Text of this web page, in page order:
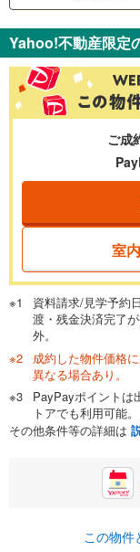
金利
一般的には最長35
が完済時の年齢は
閉じる
頭金
0
自己資金から住宅
い。一般的には物
閉じる
ボーナス
0円
ナス時の増額分（
Yahoo!不動産限定
ご成
室
資料請求/見学予約
渡・残金決済完了
外。
成約した物件価格
異なる場合あり。
PayPayポイントは
トアでも利用可能。
その他条件等の詳細は
この物件